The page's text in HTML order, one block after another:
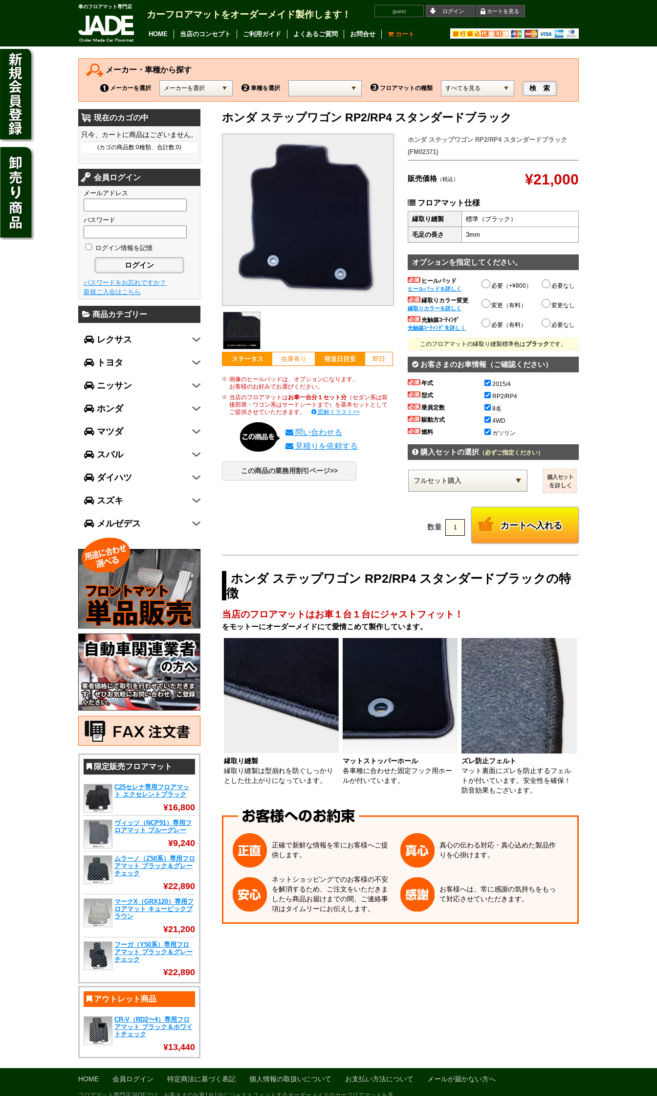
車のフロアマット専門店
カーフロアマットをオーダーメイド製作します！ guest ログイン カートを見る
HOME 当店のコンセプト ご利用ガイド よくあるご質問 お問合せ カート
メーカー・車種から探す
メーカーを選択 車種を選択 フロアマットの種類
ホンダ ステップワゴン RP2/RP4 スタンダードブラック
ステータス 在庫有り 発送日目安 即日
画像のヒールパッドは、オプションになります。
お客様のお好みでお選びください。
当店のフロアマットはお車一台分１セット分（セダン系は前
後部席・ワゴン系はサードシートまで）を基本セットとして
ご提供させていただきます。
図解イラスト>>
問い合わせる
見積りを依頼する
この商品の業務用割引ページ>>
ホンダ ステップワゴン RP2/RP4 スタンダードブラック
(FM02371)
販売価格（税込） ¥21,000
フロアマット仕様
縁取り縫製 標準（ブラック）
毛足の長さ 3mm
オプションを指定してください。
ヒールパッド
ヒールパッドを詳しく 必要（+¥800） 必要なし
縁取りカラー変更
縁取りカラーを詳しく 変更（有料） 変更なし
光触媒ｺｰﾃｨﾝｸﾞ
光触媒ｺｰﾃｨﾝｸﾞを詳しく 必要（有料） 必要なし
このフロアマットの縁取り縫製標準色はブラックです。
お客さまのお車情報（ご確認ください）
年式
2015/4
型式
RP2/RP4
乗員定数
8名
駆動方式
4WD
燃料
ガソリン
購入セットの選択（必ずご指定ください）
数量
ホンダ ステップワゴン RP2/RP4 スタンダードブラックの特
徴
当店のフロアマットはお車１台１台にジャストフィット！
をモットーにオーダーメイドにて愛情こめて製作しています。
縁取り縫製
縁取り縫製は型崩れを防ぐしっかり
とした仕上がりになっています。
マットストッパーホール
各車種に合わせた固定フック用ホー
ルが付いています。
ズレ防止フェルト
マット裏面にズレを防止するフェル
トが付いています。安全性を確保！
防音効果もございます。
正確で新鮮な情報を常にお客様へご提
供します。
真心の伝わる対応・真心込めた製品作
りを心掛けます。
ネットショッピングでのお客様の不安
を解消するため、ご注文をいただきま
したら商品お届けまでの間、ご連絡事
項はタイムリーにお伝えします。
お客様へは、常に感謝の気持ちをもっ
て対応させていただきます。
現在のカゴの中
只今、カートに商品はございません。
(カゴの商品数:0種類、合計数:0)
会員ログイン
メールアドレス
パスワード
ログイン情報を記憶
パスワードをお忘れですか？
新規ご入会はこちら
商品カテゴリー
レクサス
CT200h
HS250h
GS
GS F
NX
RX
LX570
RC
LC
トヨタ
アルファード
ヴェルファイア
カムリ
カローラ アクシオ
プレミオ
プリウス
SAI
クラウン アスリート
クラウン マジェスタ
クラウン ロイヤル
アベンシス
カローラ フィールダー
プリウスα
FJクルーザー
CH-R
ハリアー
86
ニッサン
デイズ
デイズ ルークス
ジューク
ノート
キューブ
セレナ
エルグランド
エクストレイル
ティアナ
スカイライン
GT-R
ホンダ
フィット
シャトル
ジェイド
フリード
N-ONE
N-BOX
N-BOX SLASH
N-BOX+
N-WGN
グレイス
ヴェゼル
マツダ
フレア
フレアワゴン
フレアクロスオーバー
キャロル
デミオ
アクセラ スポーツ
アテンザ ワゴン
CX-3
ビアンテ
スバル
レガシィ B4
レガシィ アウトバック
WRX S4
インプレッサ スポーツ
インプレッサ G4
エクシーガ クロスオーバー7
ダイハツ
ミラ イース
ミラ
ミラ ココア
ムーヴ キャンバス
タント
トール
スズキ
スペーシア
ハスラー
エヴリィワゴン
スイフト
ジムニー シエラ
メルゼデス
Aクラス
GLCクラス
限定販売フロアマット
C25セレナ専用フロアマッ
ト エクセレントブラック
¥16,800
ヴィッツ（NCP91）専用フ
ロアマット ブルーグレー
¥9,240
ムラーノ（Z50系）専用フロ
アマット ブラック＆グレー
チェック
¥22,890
マークX（GRX120）専用フ
ロアマット キュービックブ
ラウン
¥21,200
フーガ（Y50系）専用フロ
アマット ブラック＆グレー
チェック
¥22,890
アウトレット商品
CR-V（RD2〜4）専用フロ
アマット ブラック＆ホワイ
トチェック
¥13,440
HOME 会員ログイン 特定商法に基づく表記 個人情報の取扱いについて お支払い方法について メールが届かない方へ